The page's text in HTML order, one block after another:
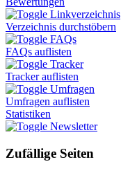
Linkverzeichnis
Verzeichnis durchstöbern
FAQs
FAQs auflisten
Tracker
Tracker auflisten
Umfragen
Umfragen auflisten
Statistiken
Newsletter
Zufällige Seiten